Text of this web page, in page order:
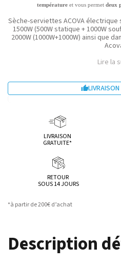
températureet vous permet deux
Sèche-serviettes ACOVA
1500W (500W statique + 1000W
2000W (1000W+1000W) ainsi que
Lire la

LIVRAISON
GRATUITE*
RETOUR
SOUS 14 JOURS
*à partir de 200€ d’achat
Description